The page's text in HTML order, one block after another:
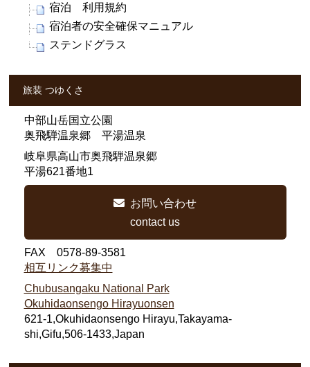
宿泊 利用規約
宿泊者の安全確保マニュアル
ステンドグラス
旅装 つゆくさ
中部山岳国立公園
奥飛騨温泉郷 平湯温泉
岐阜県高山市奥飛騨温泉郷
平湯621番地1
お問い合わせ
contact us
FAX 0578-89-3581
相互リンク募集中
Chubusangaku National Park
Okuhidaonsengo Hirayuonsen
621-1,Okuhidaonsengo Hirayu,Takayama-
shi,Gifu,506-1433,Japan